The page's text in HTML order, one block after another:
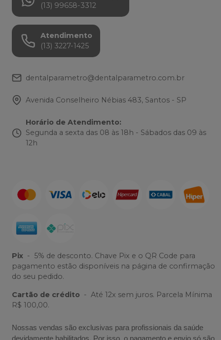
(13) 99658-3312
Atendimento
(13) 3227-1425
dentalparametro@dentalparametro.com.br
Avenida Conselheiro Nébias 483, Santos - SP
Horário de Atendimento:
Segunda a sexta das 08 às 18h - Sábados das 09 às
12h
Pix - 5% de desconto. Chave Pix e o QR Code para
pagamento estão disponíveis na página de confirmação
do seu pedido.
Cartão de crédito - Até 12x sem juros. Parcela Mínima
R$ 100,00.
Nossas vendas são exclusivas para profissionais da saúde
devidamente habilitados. Por isso, o pagamento e envio só são